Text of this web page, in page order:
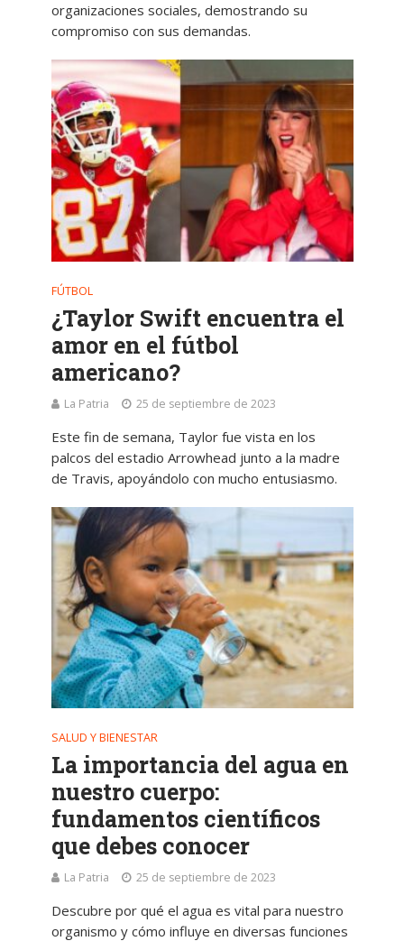
organizaciones sociales, demostrando su
compromiso con sus demandas.
FÚTBOL
¿Taylor Swift encuentra el
amor en el fútbol
americano?
La Patria 25 de septiembre de 2023
Este fin de semana, Taylor fue vista en los
palcos del estadio Arrowhead junto a la madre
de Travis, apoyándolo con mucho entusiasmo.
SALUD Y BIENESTAR
La importancia del agua en
nuestro cuerpo:
fundamentos científicos
que debes conocer
La Patria 25 de septiembre de 2023
Descubre por qué el agua es vital para nuestro
organismo y cómo influye en diversas funciones